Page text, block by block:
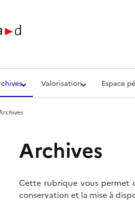
et de production
Valorisation Espace
Archives
Cette rubrique vous permet
conservation et la mise à